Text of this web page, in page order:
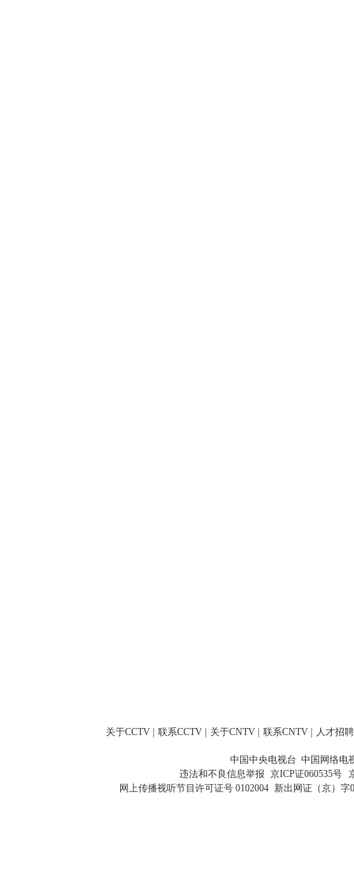
关于CCTV 联系CCTV 关于CNTV 联系CNTV 人才招聘
中国中央电视台 中国网络电
违法和不良信息举报 京ICP证060535号
网上传播视听节目许可证号 0102004 新出网证（京）